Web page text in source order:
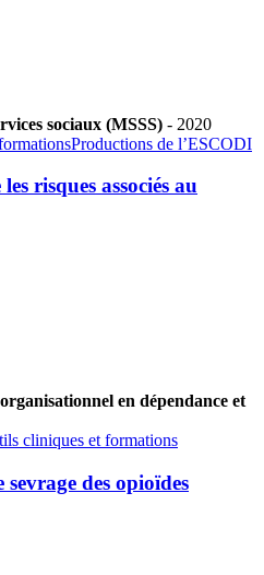
sociaux (MSSS) - 2020
Productions de l’ESCODI
risques associés au
en dépendance et
cliniques et formations
sevrage des opioïdes